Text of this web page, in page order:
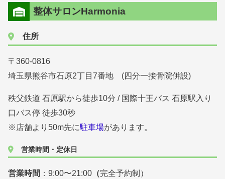
整体サロンHarmonia
住所
〒360-0816
埼玉県熊谷市石原2丁目7番地 (四分一接骨院併設)
秩父鉄道 石原駅から徒歩10分 / 国際十王バス 石原駅入り
口バス停 徒歩30秒
※店舗より50m先に駐車場があります。
営業時間・定休日
営業時間 ：9:00〜21:00 （完全予約制）